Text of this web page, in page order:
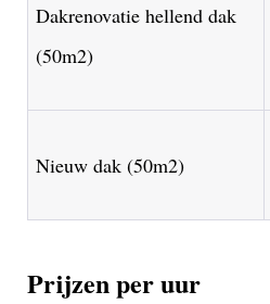
Dakrenovatie hellend dak
(50m2)
Nieuw dak (50m2)
Prijzen per uur